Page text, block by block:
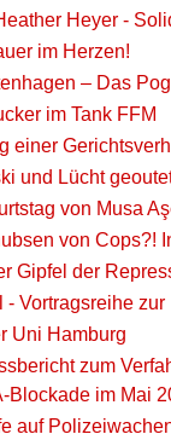
Heyer -
im Herzen!
– Das
im Tank FFM
einer
und Lücht
von Musa
von Cops?!
Gipfel der
- Vortragsreihe
Uni Hamburg
zum
Blockade im Mai
auf